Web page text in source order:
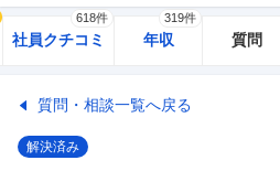
社員クチコミ
618件
年収
319件
質問
質問・相談一覧へ戻る
解決済み